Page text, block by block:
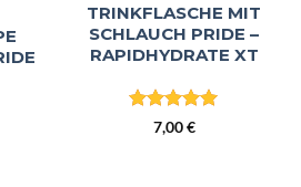
TRINKFLASCHE MIT
SCHLAUCH PRIDE –
RAPIDHYDRATE XT
Bewertet
mit
7,00€